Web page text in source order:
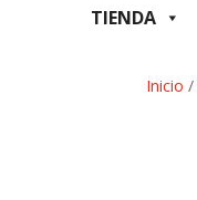
TIENDA
Inicio /